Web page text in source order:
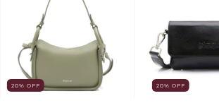
20% OFF 20% OFF